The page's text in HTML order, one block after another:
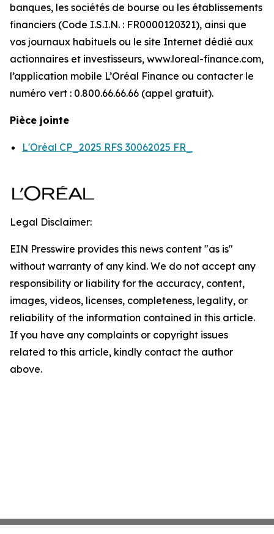
banques, les sociétés de bourse ou les établissements
financiers (Code I.S.I.N. : FR0000120321), ainsi que
vos journaux habituels ou le site Internet dédié aux
actionnaires et investisseurs, www.loreal-finance.com,
l’application mobile L’Oréal Finance ou contacter le
numéro vert : 0.800.66.66.66 (appel gratuit).
Pièce jointe
L'Oréal CP_2025 RFS 30062025 FR_
Legal Disclaimer:
EIN Presswire provides this news content "as is"
without warranty of any kind. We do not accept any
responsibility or liability for the accuracy, content,
images, videos, licenses, completeness, legality, or
reliability of the information contained in this article.
If you have any complaints or copyright issues
related to this article, kindly contact the author
above.